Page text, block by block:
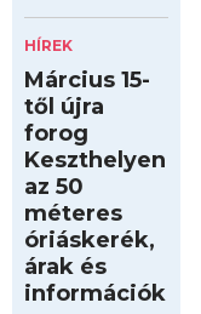
HÍREK
Március 15-
től újra
forog
Keszthelyen
az 50
méteres
óriáskerék,
árak és
információk